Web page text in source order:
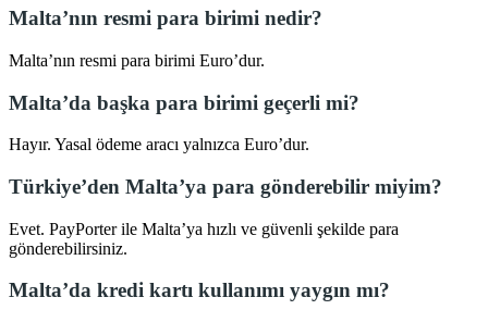
Malta’nın resmi para birimi nedir?
Malta’nın resmi para birimi Euro’dur.
Malta’da başka para birimi geçerli mi?
Hayır. Yasal ödeme aracı yalnızca Euro’dur.
Türkiye’den Malta’ya para gönderebilir miyim?
Evet. PayPorter ile Malta’ya hızlı ve güvenli şekilde para
gönderebilirsiniz.
Malta’da kredi kartı kullanımı yaygın mı?